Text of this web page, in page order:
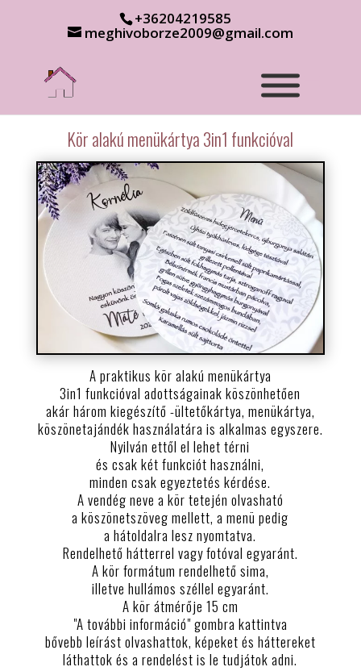
+36204219585
meghivoborze2009@gmail.com
Kör alakú menükártya 3in1 funkcióval
A praktikus kör alakú menükártya
3in1 funkcióval adottságainak köszönhetően
akár három kiegészítő -ültetőkártya, menükártya,
köszönetajándék használatára is alkalmas egyszere.
Nyilván ettől el lehet térni
és csak két funkciót használni,
minden csak egyeztetés kérdése.
A vendég neve a kör tetején olvasható
a köszönetszöveg mellett, a menü pedig
a hátoldalra lesz nyomtatva.
Rendelhető hátterrel vagy fotóval egyaránt.
A kör formátum rendelhető sima,
illetve hullámos széllel egyaránt.
A kör átmérője 15 cm
"A további információ" gombra kattintva
bővebb leírást olvashattok, képeket és háttereket
láthattok és a rendelést is le tudjátok adni.